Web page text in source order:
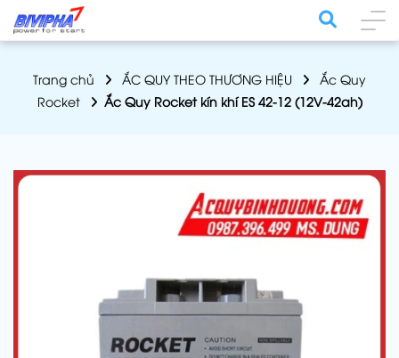
Trang chủ ẮC QUY THEO THƯƠNG HIỆU
Ắc Quy
Rocket
Ắc Quy Rocket kín khí ES 42-12 (12V-42ah)